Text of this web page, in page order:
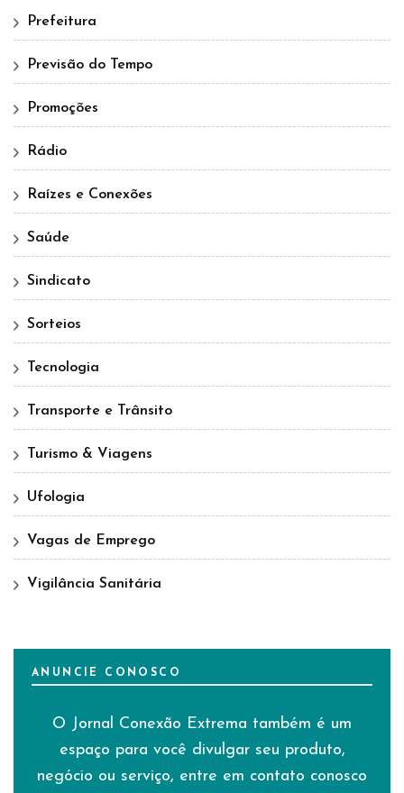
Prefeitura
Previsão do Tempo
Promoções
Rádio
Raízes e Conexões
Saúde
Sindicato
Sorteios
Tecnologia
Transporte e Trânsito
Turismo & Viagens
Ufologia
Vagas de Emprego
Vigilância Sanitária
ANUNCIE CONOSCO
O Jornal Conexão Extrema também é um
espaço para você divulgar seu produto,
negócio ou serviço, entre em contato conosco